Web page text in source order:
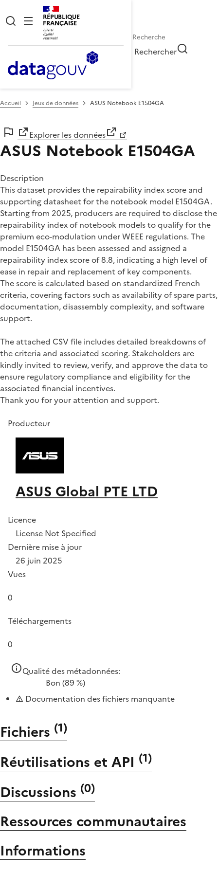
RÉPUBLIQUE
FRANÇAISE
Rechercher
Accueil Jeux de données ASUS Notebook E1504GA
Explorer les données
ASUS Notebook E1504GA
Description
This dataset provides the repairability index score and
supporting datasheet for the notebook model E1504GA.
Starting from 2025, producers are required to disclose the
repairability index of notebook models to qualify for the
premium eco-modulation under WEEE regulations. The
model E1504GA has been assessed and assigned a
repairability index score of 8.8, indicating a high level of
ease in repair and replacement of key components.
The score is calculated based on standardized French
criteria, covering factors such as availability of spare parts,
documentation, disassembly complexity, and software
support.
The attached CSV file includes detailed breakdowns of
the criteria and associated scoring. Stakeholders are
kindly invited to review, verify, and approve the data to
ensure regulatory compliance and eligibility for the
associated financial incentives.
Thank you for your attention and support.
Producteur
ASUS Global PTE LTD
Licence
License Not Specified
Dernière mise à jour
26 juin 2025
Vues
0
Téléchargements
0
Qualité des métadonnées:
Bon (89 %)
Documentation des fichiers manquante
Fichiers (1)
Réutilisations et API (1)
Discussions (0)
Ressources communautaires
Informations